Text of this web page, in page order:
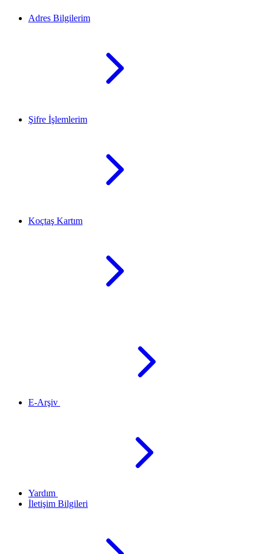
Adres Bilgilerim
Şifre İşlemlerim
Koçtaş Kartım
E-Arşiv
Yardım
İletişim Bilgileri